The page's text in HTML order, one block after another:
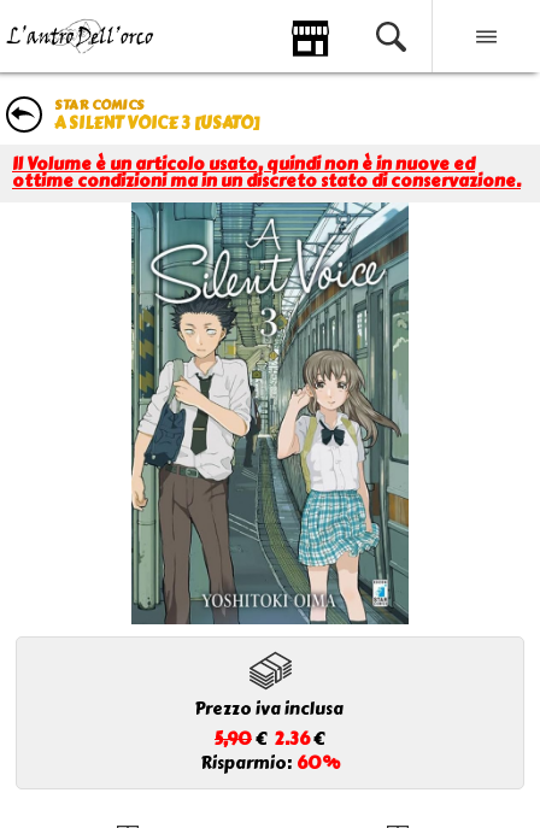
STAR COMICS
A SILENT VOICE 3 [USATO]
Il Volume è un articolo usato, quindi non è in nuove ed
ottime condizioni ma in un discreto stato di conservazione.
Prezzo iva inclusa
5,90€ 2.36€
Risparmio: 60%